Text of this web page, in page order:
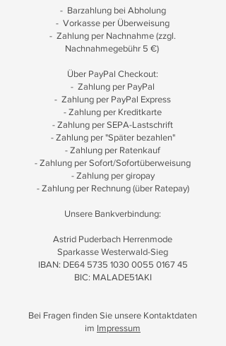
- Barzahlung bei Abholung
- Vorkasse per Überweisung
- Zahlung per Nachnahme (zzgl.
Nachnahmegebühr 5 €)
Über PayPal Checkout:
- Zahlung per PayPal
- Zahlung per PayPal Express
- Zahlung per Kreditkarte
- Zahlung per SEPA-Lastschrift
- Zahlung per "Später bezahlen"
- Zahlung per Ratenkauf
- Zahlung per Sofort/Sofortüberweisung
- Zahlung per giropay
- Zahlung per Rechnung (über Ratepay)
Unsere Bankverbindung:
Astrid Puderbach Herrenmode
Sparkasse Westerwald-Sieg
IBAN: DE64 5735 1030 0055 016745
BIC: MALADE51AKI
Bei Fragen finden Sie unsere Kontaktdaten
im Impressum